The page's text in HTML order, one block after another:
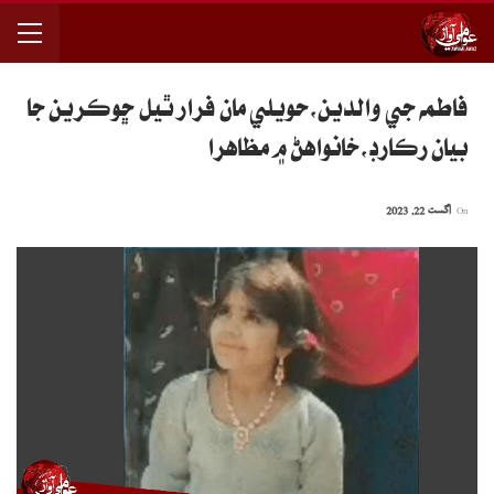
فاطمه جي والدين،حويلي مان فرار ٿيل ڇوڪرين جا
بيان رڪارڊ،خانواهڻ ۾ مظاهرا
اگست 22, 2023